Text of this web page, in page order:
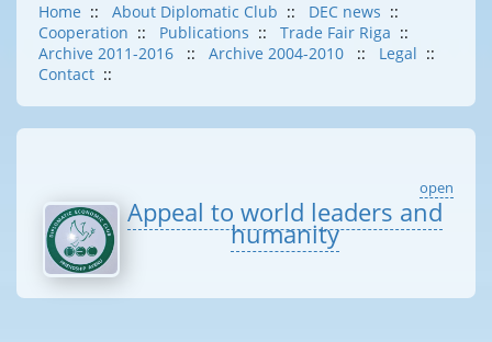
Home :: About Diplomatic Club :: DEC news ::
Cooperation :: Publications :: Trade Fair Riga ::
Archive 2011-2016
:: Archive 2004-2010 :: Legal ::
Contact ::
open
Appeal to world leaders and
humanity